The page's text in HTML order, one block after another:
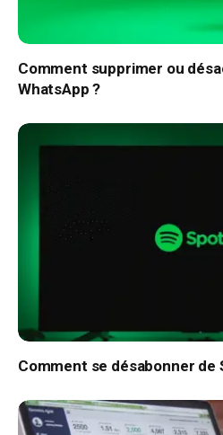
Comment supprimer ou
WhatsApp ?
Comment se désabonner de